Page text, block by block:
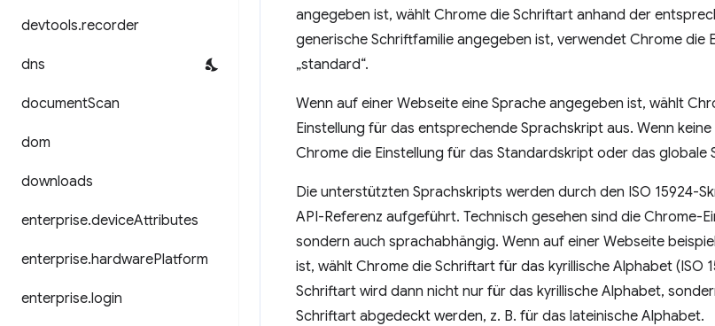
devtools.recorder
dns
documentScan
dom
downloads
enterprise.deviceAttributes
enterprise.hardwarePlatform
enterprise.login
angegeben ist, wählt Chrome die Schriftart anhand der
generische Schriftfamilie angegeben ist, verwendet Chrome die
„standard“.
Wenn auf einer Webseite eine Sprache angegeben ist, wählt
Einstellung für das entsprechende Sprachskript aus. Wenn
Chrome die Einstellung für das Standardskript oder das globale
Die unterstützten Sprachskripts werden durch den ISO 15924-
API-Referenz aufgeführt. Technisch gesehen sind die Chrome-
sondern auch sprachabhängig. Wenn auf einer Webseite
ist, wählt Chrome die Schriftart für das kyrillische Alphabet (ISO
Schriftart wird dann nicht nur für das kyrillische Alphabet,
Schriftart abgedeckt werden, z. B. für das lateinische Alphabet.